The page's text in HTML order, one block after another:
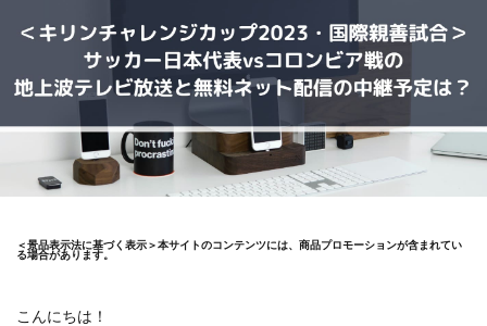
＜景品表示法に基づく表示＞本サイトのコンテンツには、商品プロモーションが含まれてい
る場合があります。
こんにちは！